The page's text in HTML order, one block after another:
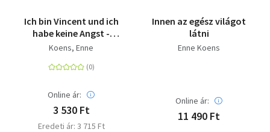
Ich bin Vincent und ich
habe keine Angst -
Lektüre mit digitalen
Koens, Enne
Online ár:
3 530 Ft
Eredeti ár: 3 715 Ft
Innen az egész világot
látni
Enne Koens
Online ár:
11 490 Ft